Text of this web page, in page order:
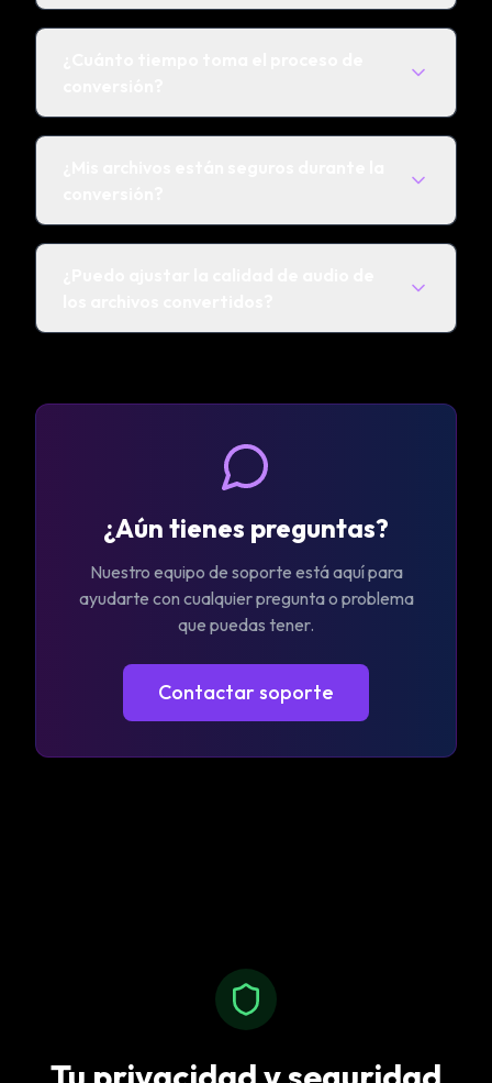
¿Aún tienes preguntas?
Nuestro equipo de soporte está aquí para
ayudarte con cualquier pregunta o problema
que puedas tener.
Contactar soporte